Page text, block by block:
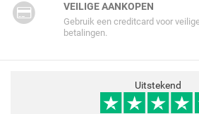
VEILIGE AANKOPEN
Gebruik een creditcard voor
betalingen.
Uitstekend